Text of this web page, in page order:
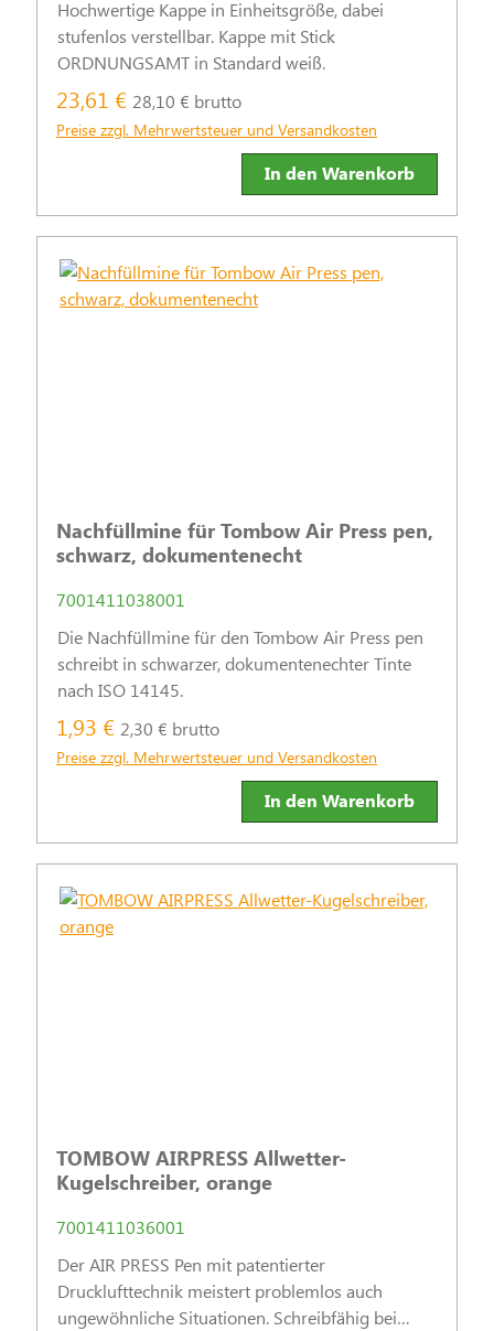
Hochwertige Kappe in Einheitsgröße, dabei
stufenlos verstellbar. Kappe mit Stick
ORDNUNGSAMT in Standard weiß.
23,61 € 28,10 € brutto
Preise zzgl. Mehrwertsteuer und Versandkosten
In den Warenkorb
Nachfüllmine für Tombow Air Press pen,
schwarz, dokumentenecht
7001411038001
Die Nachfüllmine für den Tombow Air Press pen
schreibt in schwarzer, dokumentenechter Tinte
nach ISO 14145.
1,93 € 2,30 € brutto
Preise zzgl. Mehrwertsteuer und Versandkosten
In den Warenkorb
TOMBOW AIRPRESS Allwetter-
Kugelschreiber, orange
7001411036001
Der AIR PRESS Pen mit patentierter
Drucklufttechnik meistert problemlos auch
ungewöhnliche Situationen. Schreibfähig bei